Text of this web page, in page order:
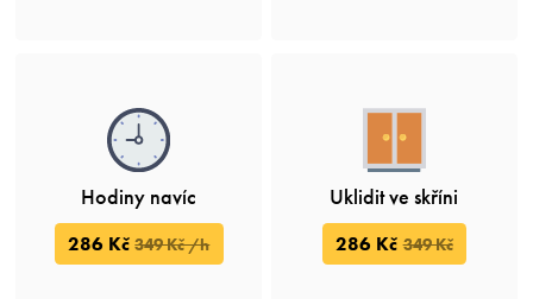
Hodiny navíc
286 Kč 349 Kč /h
Uklidit ve skříni
286 Kč 349 Kč